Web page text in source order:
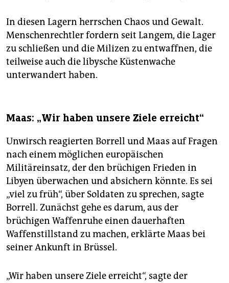
In diesen Lagern herrschen Chaos und Gewalt.
Menschenrechtler fordern seit Langem, die Lager
zu schließen und die Milizen zu entwaffnen, die
teilweise auch die libysche Küstenwache
unterwandert haben.
Maas: „Wir haben unsere Ziele erreicht“
Unwirsch reagierten Borrell und Maas auf Fragen
nach einem möglichen europäischen
Militäreinsatz, der den brüchigen Frieden in
Libyen überwachen und absichern könnte. Es sei
„viel zu früh“, über Soldaten zu sprechen, sagte
Borrell. Zunächst gehe es darum, aus der
brüchigen Waffenruhe einen dauerhaften
Waffenstillstand zu machen, erklärte Maas bei
seiner Ankunft in Brüssel.
„Wir haben unsere Ziele erreicht“, sagte der